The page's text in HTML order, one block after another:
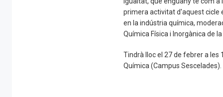
primera activitat d'aquest cicle
en la indústria química,
Química Física i Inorgànica de
Tindrà lloc el 27 de febrer a les
Química (Campus Sescelades).